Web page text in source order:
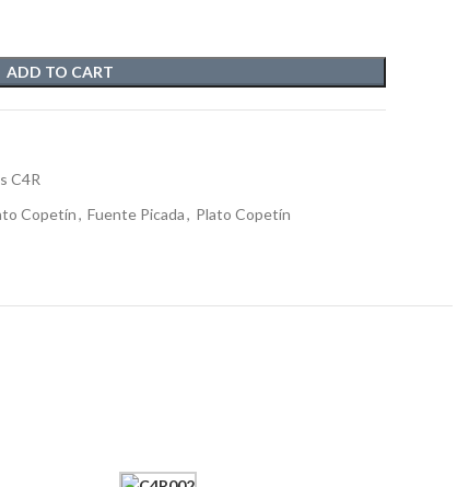
ADD TO CART
C4R
Copetín, Fuente Picada, Plato Copetín